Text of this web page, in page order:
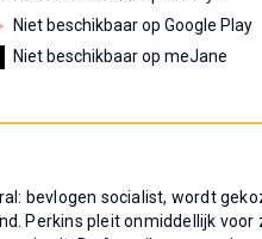
Niet beschikbaar op Google Play
Niet beschikbaar op meJane
bevlogen socialist, wordt
Perkins pleit onmiddellijk voor